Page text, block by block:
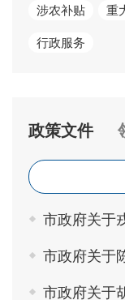
涉农补贴 重
行政服务
政策文件
市政府关于
市政府关于
市政府关于